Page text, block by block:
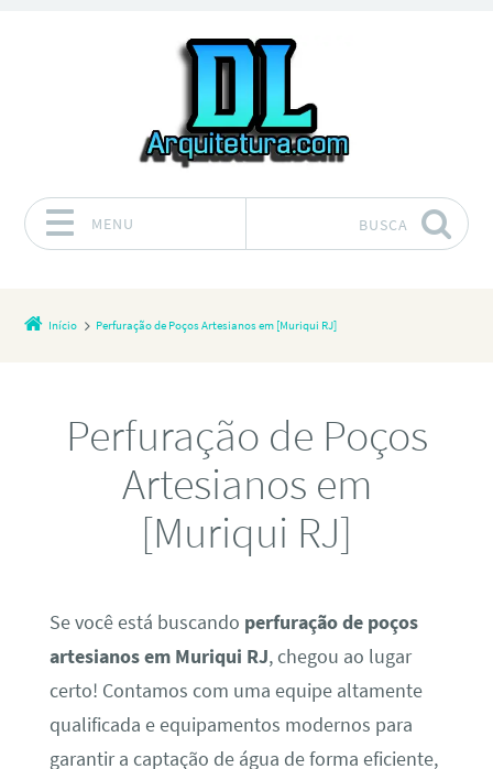
MENU BUSCA
Início Perfuração de Poços Artesianos em [Muriqui RJ]
Perfuração de Poços
Artesianos em
[Muriqui RJ]
Se você está buscando perfuração de poços
artesianos em Muriqui RJ, chegou ao lugar
certo! Contamos com uma equipe altamente
qualificada e equipamentos modernos para
garantir a captação de água de forma eficiente,